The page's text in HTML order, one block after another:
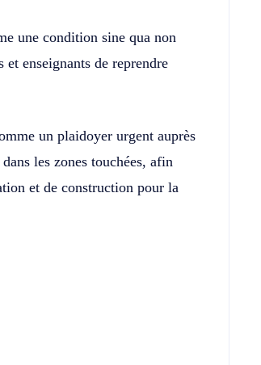
une condition sine qua non
enseignants de reprendre
un plaidoyer urgent auprès
les zones touchées, afin
et de construction pour la